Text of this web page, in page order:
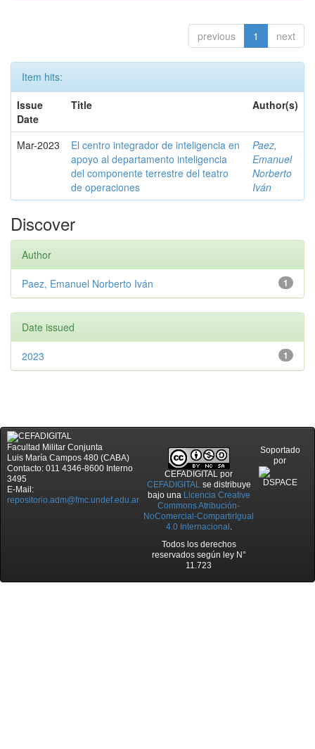
previous 1 next
Item hits:
Issue
Date
Title Author(s)
Mar-2023
El centro integrador de inteligencia en
apoyo al departamento inteligencia
del componente terrestre del teatro
de operaciones
Paez,
Emanuel
Norberto
Iván
Discover
Author
1
Paez, Emanuel Norberto Iván
Date issued
1
2023
Facultad Militar Conjunta
Luis María Campos 480 (CABA)
Contacto: 011 4346-8600 Interno
3495
E-Mail:
repositorio.adm@fmc.undef.edu.ar
CEFADIGITAL por
CEFADIGITALse distribuye
bajo una Licencia Creative
Commons Atribución-
NoComercial-CompartirIgual
4.0 Internacional .
Todos los derechos
reservados según ley N°
11.723
Soportado
por